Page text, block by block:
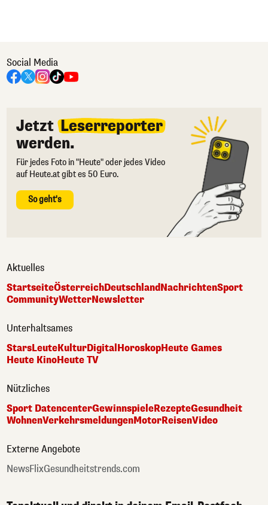
Social Media
Jetzt Leserreporter
werden.
Für jedes Foto in "Heute" oder jedes Video
auf Heute.at gibt es 50 Euro.
So geht's
Aktuelles
StartseiteÖsterreichDeutschlandNachrichtenSport
CommunityWetterNewsletter
Unterhaltsames
StarsLeuteKulturDigital HoroskopHeute Games
Heute KinoHeute TV
Nützliches
Sport DatencenterGewinnspieleRezepteGesundheit
WohnenVerkehrsmeldungenMotorReisenVideo
Externe Angebote
NewsFlixGesundheitstrends.com